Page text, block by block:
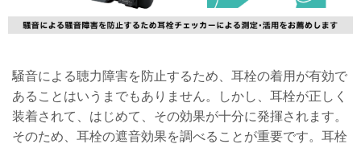
騒音による聴力障害を防止するため、耳栓の着用が有効で
あることはいうまでもありません。しかし、耳栓が正しく
装着されて、はじめて、その効果が十分に発揮されます。
そのため、耳栓の遮音効果を調べることが重要です。耳栓